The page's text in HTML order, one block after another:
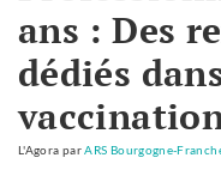
ans : Des
dédiés
L'Agora parARS Bourgogne-